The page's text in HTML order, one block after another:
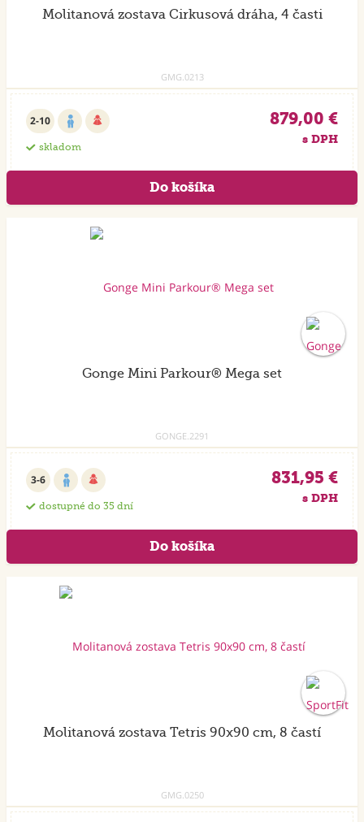
Molitanová zostava Cirkusová dráha, 4 časti
GMG.0213
2-10
skladom
879,00 €
s DPH
Gonge Mini Parkour® Mega set
GONGE.2291
3-6
dostupné do 35 dní
831,95 €
s DPH
Molitanová zostava Tetris 90x90 cm, 8 častí
GMG.0250